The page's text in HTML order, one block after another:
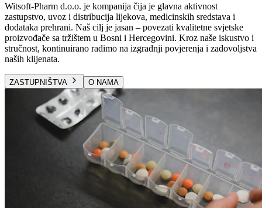
Witsoft-Pharm d.o.o. je kompanija čija je glavna aktivnost
zastupstvo, uvoz i distribucija lijekova, medicinskih sredstava i
dodataka prehrani. Naš cilj je jasan – povezati kvalitetne svjetske
proizvođače sa tržištem u Bosni i Hercegovini. Kroz naše iskustvo i
stručnost, kontinuirano radimo na izgradnji povjerenja i zadovoljstva
naših klijenata.
ZASTUPNIŠTVA O NAMA